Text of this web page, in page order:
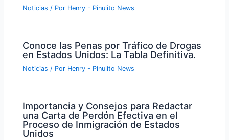
Noticias / Por Henry - Pinulito News
Conoce las Penas por Tráfico de Drogas
en Estados Unidos: La Tabla Definitiva.
Noticias / Por Henry - Pinulito News
Importancia y Consejos para Redactar
una Carta de Perdón Efectiva en el
Proceso de Inmigración de Estados
Unidos